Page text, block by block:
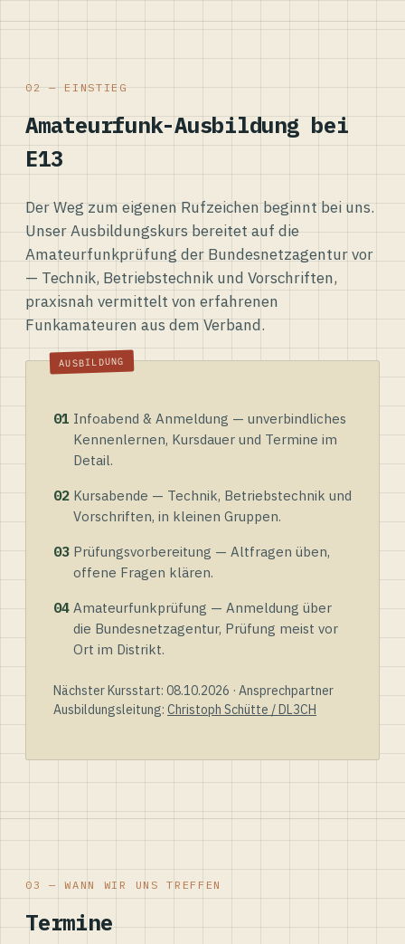
02 — EINSTIEG
Amateurfunk-Ausbildung bei
E13
Der Weg zum eigenen Rufzeichen beginnt bei uns.
Unser Ausbildungskurs bereitet auf die
Amateurfunkprüfung der Bundesnetzagentur vor
— Technik, Betriebstechnik und Vorschriften,
praxisnah vermittelt von erfahrenen
Funkamateuren aus dem Verband.
01 Infoabend & Anmeldung — unverbindliches
Kennenlernen, Kursdauer und Termine im
Detail.
02 Kursabende — Technik, Betriebstechnik und
Vorschriften, in kleinen Gruppen.
03 Prüfungsvorbereitung — Altfragen üben,
offene Fragen klären.
04 Amateurfunkprüfung — Anmeldung über
die Bundesnetzagentur, Prüfung meist vor
Ort im Distrikt.
Nächster Kursstart: 08.10.2026 · Ansprechpartner
Ausbildungsleitung: Christoph Schütte / DL3CH
03 — WANN WIR UNS TREFFEN
Termine